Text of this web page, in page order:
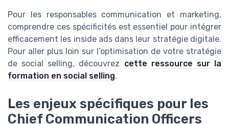
Pour les responsables communication et marketing,
comprendre ces spécificités est essentiel pour intégrer
efficacement les inside ads dans leur stratégie digitale.
Pour aller plus loin sur l’optimisation de votre stratégie
de social selling, découvrez cette ressource sur la
formation en social selling.
Les enjeux spécifiques pour les
Chief Communication Officers